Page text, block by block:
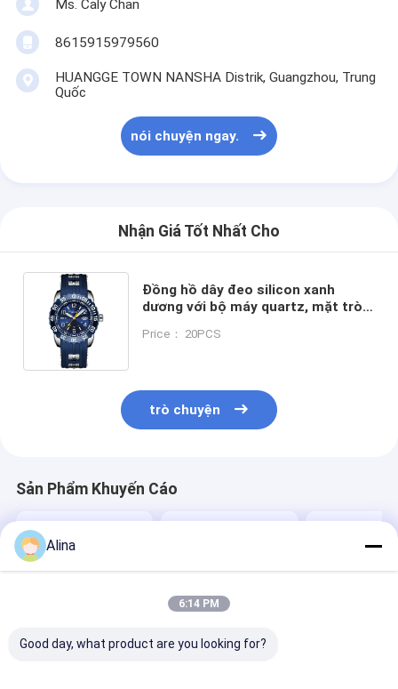
Ms. Caly Chan
8615915979560
HUANGGE TOWN NANSHA Distrik, Guangzhou, Trung
Quốc
nói chuyện ngay.
Nhận Giá Tốt Nhất Cho
Đồng hồ dây đeo silicon xanh
dương với bộ máy quartz, mặt tròn,
ngoài trời, thoải mái
Price： 20PCS
trò chuyện
Sản Phẩm Khuyến Cáo
Alina
6:14 PM
Good day, what product are you looking for?